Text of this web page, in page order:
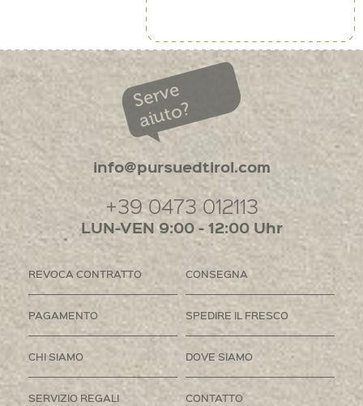
Serve
aiuto?
info@pursuedtirol.com
+39 0473 012113
LUN-VEN 9:00 - 12:00 Uhr
REVOCA CONTRATTO CONSEGNA
PAGAMENTO SPEDIRE IL FRESCO
CHI SIAMO DOVE SIAMO
SERVIZIO REGALI CONTATTO